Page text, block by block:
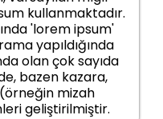
kullanmaktadır.
'lorem ipsum'
yapıldığında
olan çok sayıda
bazen kazara,
mizah
geliştirilmiştir.